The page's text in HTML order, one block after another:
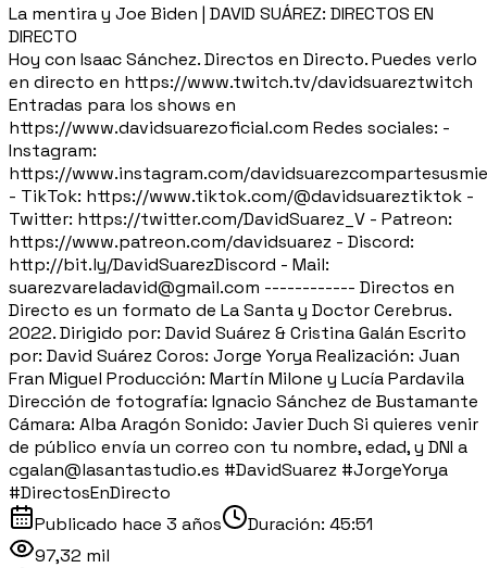
La mentira y Joe Biden | DAVID SUÁREZ: DIRECTOS EN
DIRECTO
Hoy con Isaac Sánchez. Directos en Directo. Puedes verlo
en directo en https://www.twitch.tv/davidsuareztwitch
Entradas para los shows en
https://www.davidsuarezoficial.com Redes sociales: -
Instagram:
https://www.instagram.com/
- TikTok: https://www.tiktok.com/@davidsuareztiktok -
Twitter: https://twitter.com/DavidSuarez_V - Patreon:
https://www.patreon.com/davidsuarez - Discord:
http://bit.ly/DavidSuarezDiscord - Mail:
suarezvareladavid@gmail.com ------------ Directos en
Directo es un formato de La Santa y Doctor Cerebrus.
2022. Dirigido por: David Suárez & Cristina Galán Escrito
por: David Suárez Coros: Jorge Yorya Realización: Juan
Fran Miguel Producción: Martín Milone y Lucía Pardavila
Dirección de fotografía: Ignacio Sánchez de Bustamante
Cámara: Alba Aragón Sonido: Javier Duch Si quieres venir
de público envía un correo con tu nombre, edad, y DNI a
cgalan@lasantastudio.es #DavidSuarez #JorgeYorya
#DirectosEnDirecto
Publicado hace 3 años Duración: 45:51
97,32 mil